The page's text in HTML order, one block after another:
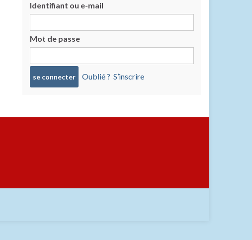
Identifiant ou e-mail
Mot de passe
Oublié ? S’inscrire